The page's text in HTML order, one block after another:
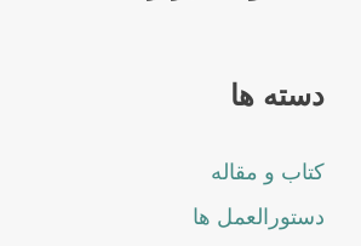
دسته ها
کتاب و مقاله
دستورالعمل ها